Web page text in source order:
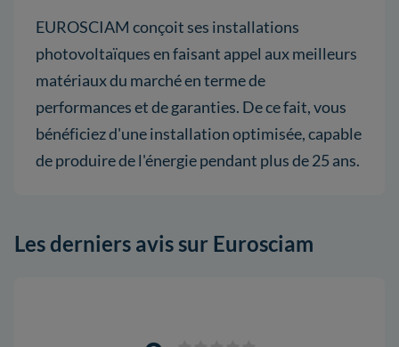
EUROSCIAM conçoit ses installations
photovoltaïques en faisant appel aux meilleurs
matériaux du marché en terme de
performances et de garanties. De ce fait, vous
bénéficiez d'une installation optimisée, capable
de produire de l'énergie pendant plus de 25 ans.
Les derniers avis sur Eurosciam